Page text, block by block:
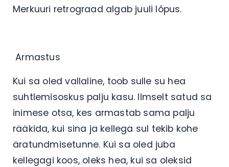
Merkuuri retrograad algab juuli lõpus.
Armastus
Kui sa oled vallaline, toob sulle su hea
suhtlemisoskus palju kasu. Ilmselt satud sa
inimese otsa, kes armastab sama palju
rääkida, kui sina ja kellega sul tekib kohe
äratundmisetunne. Kui sa oled juba
kellegagi koos, oleks hea, kui sa oleksid